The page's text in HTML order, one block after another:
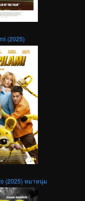
(2025)
(2025) หมาหนุ่ม